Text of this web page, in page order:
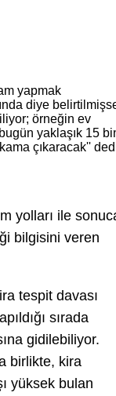
yapmak
diye
örneğin ev
yaklaşık 15
çıkaracak''
yolları ile
bilgisini veren
tespit davası
sırada
gidilebiliyor.
birlikte, kira
yüksek bulan